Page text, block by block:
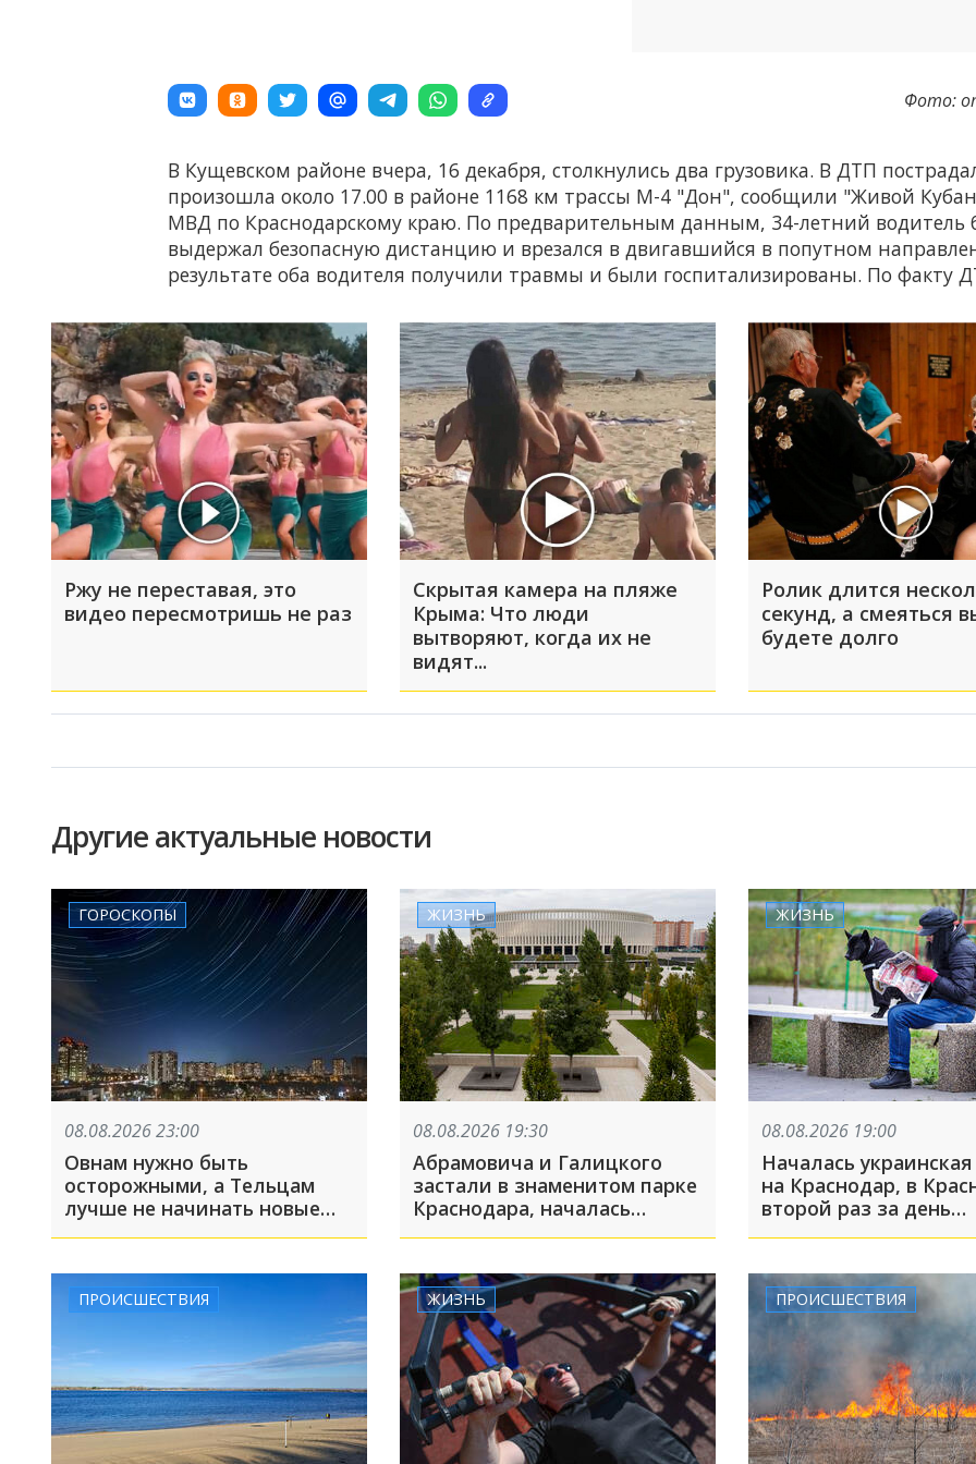
Фото:
В Кущевском районе вчера, 16 декабря, столкнулись два грузовика. В ДТП
произошла около 17.00 в районе 1168 км трассы М-4 "Дон", сообщили "Живой
МВД по Краснодарскому краю. По предварительным данным, 34-летний водитель
выдержал безопасную дистанцию и врезался в двигавшийся в попутном
результате оба водителя получили травмы и были госпитализированы. По факту
Ржу не переставая, это
видео пересмотришь не раз
Скрытая камера на пляже
Крыма: Что люди
вытворяют, когда их не
видят...
Ролик длится
секунд, а смеяться
будете долго
Другие актуальные новости
ГОРОСКОПЫ
08.08.2026 23:00
Овнам нужно быть
осторожными, а Тельцам
лучше не начинать новые
дела
ЖИЗНЬ
08.08.2026 19:30
Абрамовича и Галицкого
застали в знаменитом парке
Краснодара, началась
украинская атака на
неделю
ЖИЗНЬ
08.08.2026 19:00
Началась украинская
на Краснодар, в
второй раз за день
включили сирены
ПРОИСШЕСТВИЯ ЖИЗНЬ ПРОИСШЕСТВИЯ